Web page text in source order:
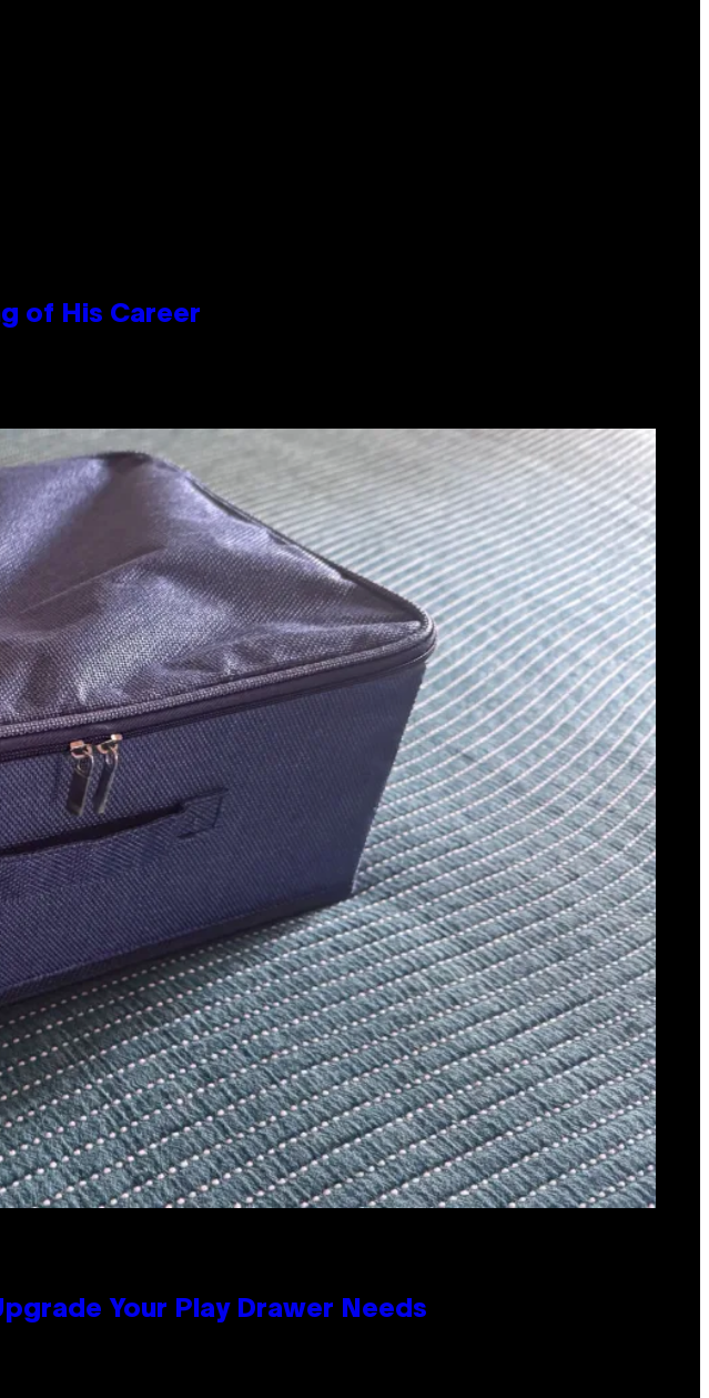
of His Career
Your Play Drawer Needs